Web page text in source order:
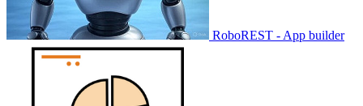
RoboREST - App builder